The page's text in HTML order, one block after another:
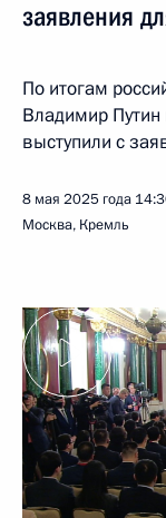
заявления
По итогам
Владимир
выступили с
8 мая 2025 года
Москва, Кремль